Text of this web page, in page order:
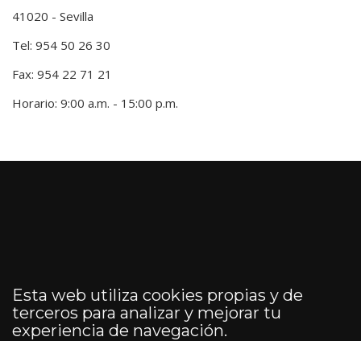
41020 - Sevilla
Tel: 954 50 26 30
Fax: 954 22 71 21
Horario: 9:00 a.m. - 15:00 p.m.
Esta web utiliza cookies propias y de
terceros para analizar y mejorar tu
experiencia de navegación.